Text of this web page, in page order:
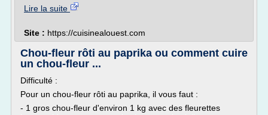
Lire la suite
Site : https://cuisinealouest.com
Chou-fleur rôti au paprika ou comment cuire
un chou-fleur ...
Difficulté :
Pour un chou-fleur rôti au paprika, il vous faut :
- 1 gros chou-fleur d'environ 1 kg avec des fleurettes